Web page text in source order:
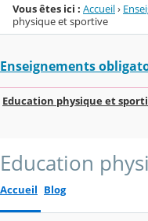
Vous êtes ici : Accueil›
physique et sportive
Enseignements
Education physique et
Education
Accueil Blog